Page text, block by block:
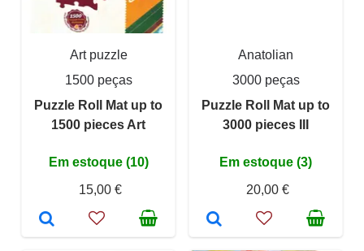
Art puzzle
1500 peças
Puzzle Roll Mat up to
1500 pieces Art
Em estoque (10)
15,00 €
Anatolian
3000 peças
Puzzle Roll Mat up to
3000 pieces III
Em estoque (3)
20,00 €